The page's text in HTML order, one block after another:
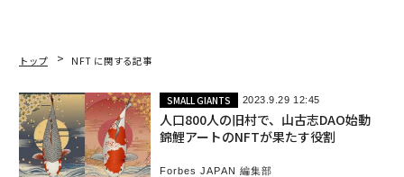
トップ NFT に関する記事
SMALL GIANTS 2023.9.29 12:45
人口800人の旧村で、山古志DAO始動
錦鯉アートのNFTが果たす役割
Forbes JAPAN 編集部